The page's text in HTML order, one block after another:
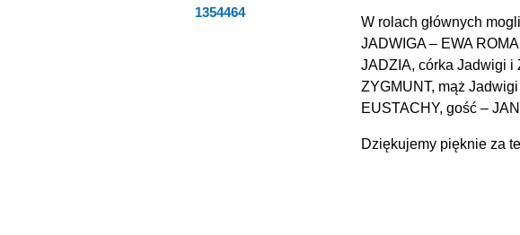
W rolach głównych
JADWIGA – EWA
JADZIA, córka Jadwigi i
ZYGMUNT, mąż
EUSTACHY, gość –
Dziękujemy pięknie za
1354464